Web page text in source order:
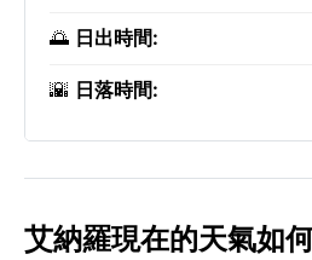
🌅 日出時間:
🌇 日落時間:
艾納羅現在的天氣如